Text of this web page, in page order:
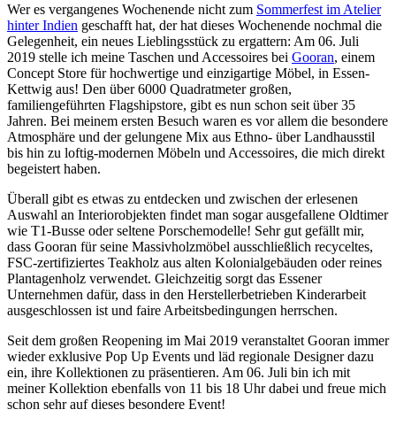
Wer es vergangenes Wochenende nicht zum Sommerfest im Atelier
hinter Indien geschafft hat, der hat dieses Wochenende nochmal die
Gelegenheit, ein neues Lieblingsstück zu ergattern: Am 06. Juli
2019 stelle ich meine Taschen und Accessoires bei Gooran, einem
Concept Store für hochwertige und einzigartige Möbel, in Essen-
Kettwig aus! Den über 6000 Quadratmeter großen,
familiengeführten Flagshipstore, gibt es nun schon seit über 35
Jahren. Bei meinem ersten Besuch waren es vor allem die besondere
Atmosphäre und der gelungene Mix aus Ethno- über Landhausstil
bis hin zu loftig-modernen Möbeln und Accessoires, die mich direkt
begeistert haben.
Überall gibt es etwas zu entdecken und zwischen der erlesenen
Auswahl an Interiorobjekten findet man sogar ausgefallene Oldtimer
wie T1-Busse oder seltene Porschemodelle! Sehr gut gefällt mir,
dass Gooran für seine Massivholzmöbel ausschließlich recyceltes,
FSC-zertifiziertes Teakholz aus alten Kolonialgebäuden oder reines
Plantagenholz verwendet. Gleichzeitig sorgt das Essener
Unternehmen dafür, dass in den Herstellerbetrieben Kinderarbeit
ausgeschlossen ist und faire Arbeitsbedingungen herrschen.
Seit dem großen Reopening im Mai 2019 veranstaltet Gooran immer
wieder exklusive Pop Up Events und läd regionale Designer dazu
ein, ihre Kollektionen zu präsentieren. Am 06. Juli bin ich mit
meiner Kollektion ebenfalls von 11 bis 18 Uhr dabei und freue mich
schon sehr auf dieses besondere Event!